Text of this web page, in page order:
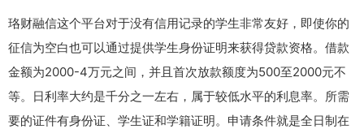
珞财融信这个平台对于没有信用记录的学生非常友好，即使你的
征信为空白也可以通过提供学生身份证明来获得贷款资格。借款
金额为2000-4万元之间，并且首次放款额度为500至2000元不
等。日利率大约是千分之一左右，属于较低水平的利息率。所需
要的证件有身份证、学生证和学籍证明。申请条件就是全日制在